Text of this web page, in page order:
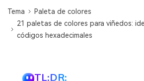
Tema
Paleta de colores
21 paletas de colores para viñedos:
códigos hexadecimales
TL;DR: